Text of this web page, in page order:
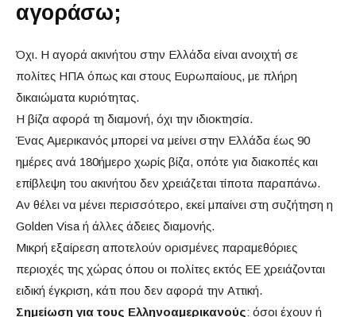
αγοράσω;
Όχι. Η αγορά ακινήτου στην Ελλάδα είναι ανοιχτή σε
πολίτες ΗΠΑ όπως και στους Ευρωπαίους, με πλήρη
δικαιώματα κυριότητας.
Η βίζα αφορά τη διαμονή, όχι την ιδιοκτησία.
Ένας Αμερικανός μπορεί να μείνει στην Ελλάδα έως 90
ημέρες ανά 180ήμερο χωρίς βίζα, οπότε για διακοπές και
επίβλεψη του ακινήτου δεν χρειάζεται τίποτα παραπάνω.
Αν θέλει να μένει περισσότερο, εκεί μπαίνει στη συζήτηση η
Golden Visa ή άλλες άδειες διαμονής.
Μικρή εξαίρεση αποτελούν ορισμένες παραμεθόριες
περιοχές της χώρας όπου οι πολίτες εκτός ΕΕ χρειάζονται
ειδική έγκριση, κάτι που δεν αφορά την Αττική.
Σημείωση για τους Ελληνοαμερικανούς: όσοι έχουν ή